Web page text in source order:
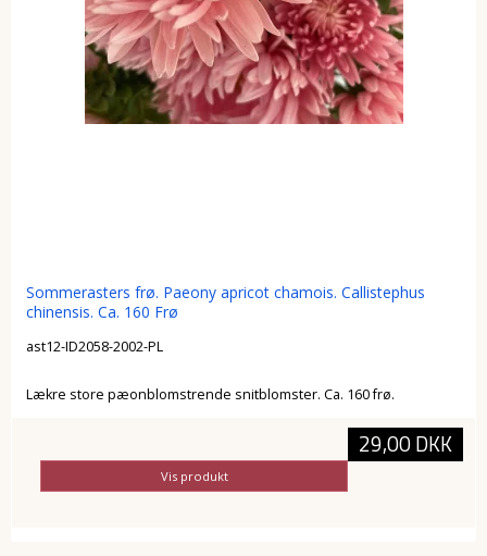
Sommerasters frø. Paeony apricot chamois. Callistephus
chinensis. Ca. 160 Frø
ast12-ID2058-2002-PL
Lækre store pæonblomstrende snitblomster. Ca. 160 frø.
29,00 DKK
Vis produkt